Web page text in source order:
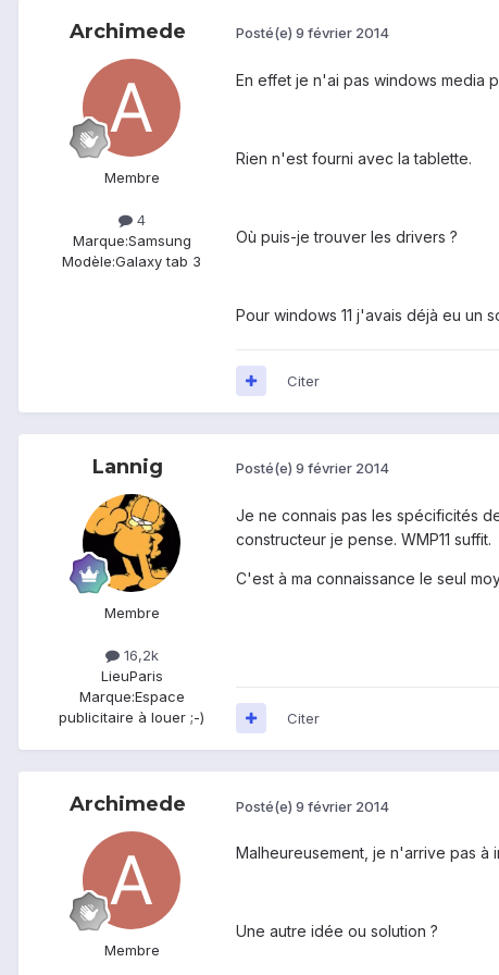
Archimede
Membre
4
Marque:Samsung
Modèle:Galaxy tab 3
Posté(e) 9 février 2014
En effet je n'ai pas windows media
Rien n'est fourni avec la tablette.
Où puis-je trouver les drivers ?
Pour windows 11 j'avais déjà eu un
Citer
Lannig
Membre
16,2k
LieuParis
Marque:Espace
publicitaire à louer ;-)
Posté(e) 9 février 2014
Je ne connais pas les spécificités
constructeur je pense. WMP11 suffit.
C'est à ma connaissance le seul
Citer
Archimede
Membre
Posté(e) 9 février 2014
Malheureusement, je n'arrive pas à
Une autre idée ou solution ?